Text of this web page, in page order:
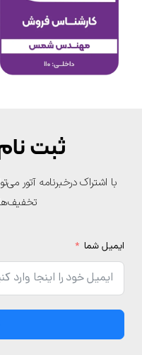
ثبت نام
با اشتراک درخبرنامه آتور
تخفیف‌های
شما